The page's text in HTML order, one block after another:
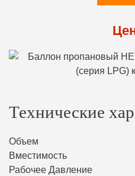
Технические
Объем
Вместимость
Рабочее Давление